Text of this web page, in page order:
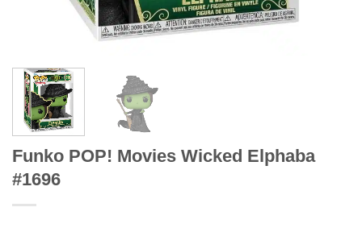
Funko POP! Movies Wicked Elphaba
#1696